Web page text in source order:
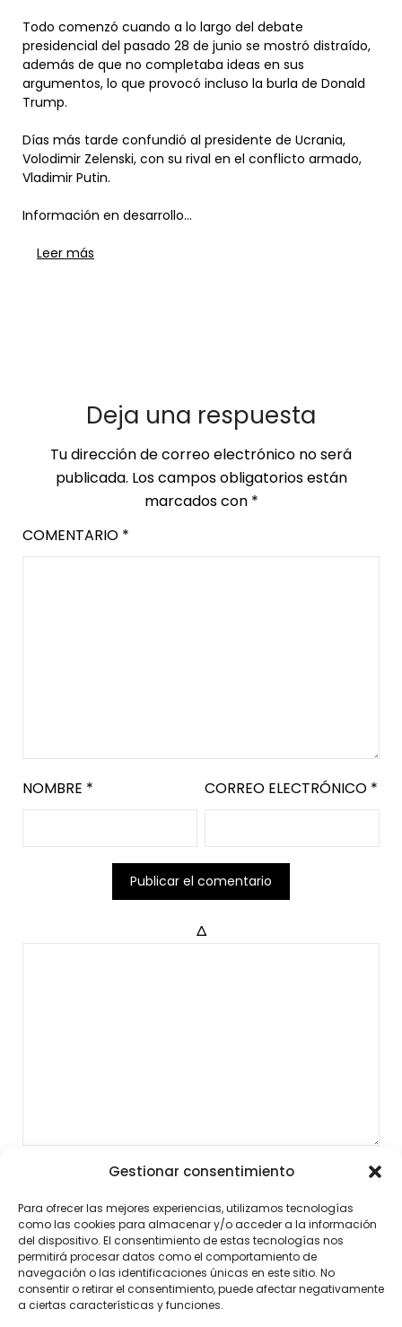
Todo comenzó cuando a lo largo del debate
presidencial del pasado 28 de junio se mostró distraído,
además de que no completaba ideas en sus
argumentos, lo que provocó incluso la burla de Donald
Trump.
Días más tarde confundió al presidente de Ucrania,
Volodimir Zelenski, con su rival en el conflicto armado,
Vladimir Putin.
Información en desarrollo…
Leer más
Deja una respuesta
Tu dirección de correo electrónico no será
publicada. Los campos obligatorios están
marcados con *
COMENTARIO *
NOMBRE * CORREO ELECTRÓNICO *
Δ
Gestionar consentimiento
Para ofrecer las mejores experiencias, utilizamos tecnologías
como las cookies para almacenar y/o acceder a la información
del dispositivo. El consentimiento de estas tecnologías nos
permitirá procesar datos como el comportamiento de
navegación o las identificaciones únicas en este sitio. No
consentir o retirar el consentimiento, puede afectar negativamente
a ciertas características y funciones.